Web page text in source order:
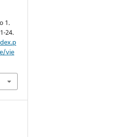
1.
24.
vie